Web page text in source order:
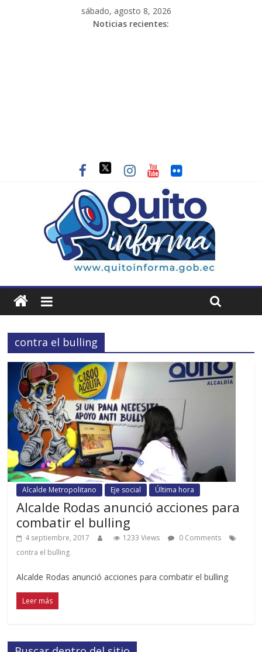
sábado, agosto 8, 2026
Noticias recientes:
contra el bulling
Alcalde Metropolitano Eje social Última hora
Alcalde Rodas anunció acciones para
combatir el bulling
4 septiembre, 2017 1233 Views
0 Comments
contra el bulling
Alcalde Rodas anunció acciones para combatir el bulling
Leer más